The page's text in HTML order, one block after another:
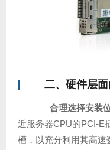
二、硬件层
合理选择安装
近服务器CPU的PCI-E
槽，以充分利用其高速